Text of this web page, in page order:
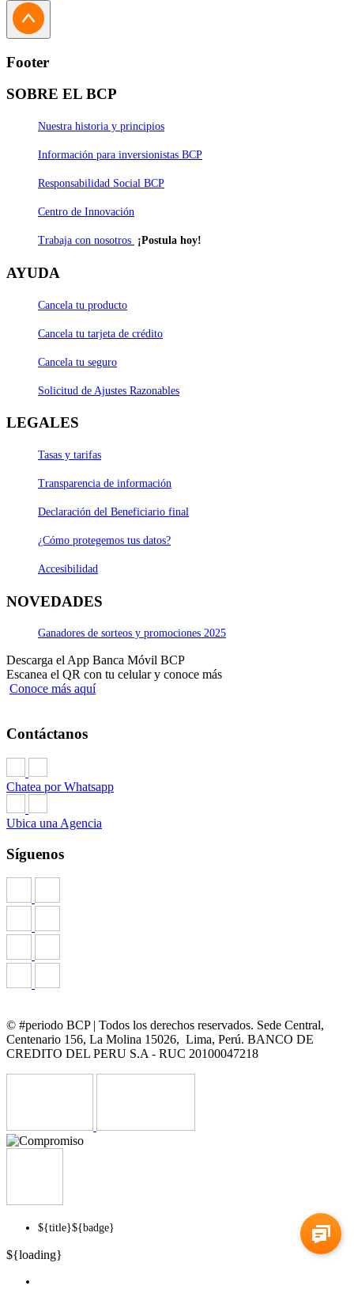
Footer
SOBRE EL BCP
Nuestra historia y principios
Información para inversionistas BCP
Responsabilidad Social BCP
Centro de Innovación
Trabaja con nosotros ¡Postula hoy!
AYUDA
Cancela tu producto
Cancela tu tarjeta de crédito
Cancela tu seguro
Solicitud de Ajustes Razonables
LEGALES
Tasas y tarifas
Transparencia de información
Declaración del Beneficiario final
¿Cómo protegemos tus datos?
Accesibilidad
NOVEDADES
Ganadores de sorteos y promociones 2025
Descarga el App Banca Móvil BCP
Escanea el QR con tu celular y conoce más
Conoce más aquí
Contáctanos
Chatea por Whatsapp
Ubica una Agencia
Síguenos
© #periodo BCP | Todos los derechos reservados. Sede Central,
Centenario 156, La Molina 15026, Lima, Perú. BANCO DE
CREDITO DEL PERU S.A - RUC 20100047218
${title}${badge}
${loading}